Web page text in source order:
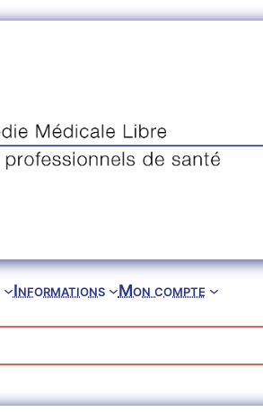
Informations Mon compte